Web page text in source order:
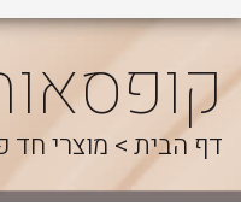
דף הבית> מוצרי חד